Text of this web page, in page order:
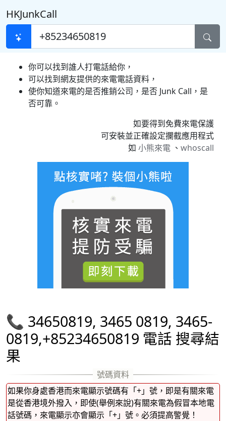
HKJunkCall
你可以找到誰人打電話給你，
可以找到網友提供的來電電話資料，
使你知道來電的是否推銷公司，是否 Junk Call，是
否可靠。
如要得到免費來電保護
可安裝並正確設定攔截應用程式
如 小熊來電 、 whoscall
📞 34650819, 3465 0819, 3465-
0819,+85234650819 電話 搜尋結
果
如果你身處香港而來電顯示號碼有「+」號，即是有關來電
是從香港境外撥入，即使(舉例來說)有關來電為假冒本地電
話號碼，來電顯示亦會顯示「+」號。必須提高警覺！